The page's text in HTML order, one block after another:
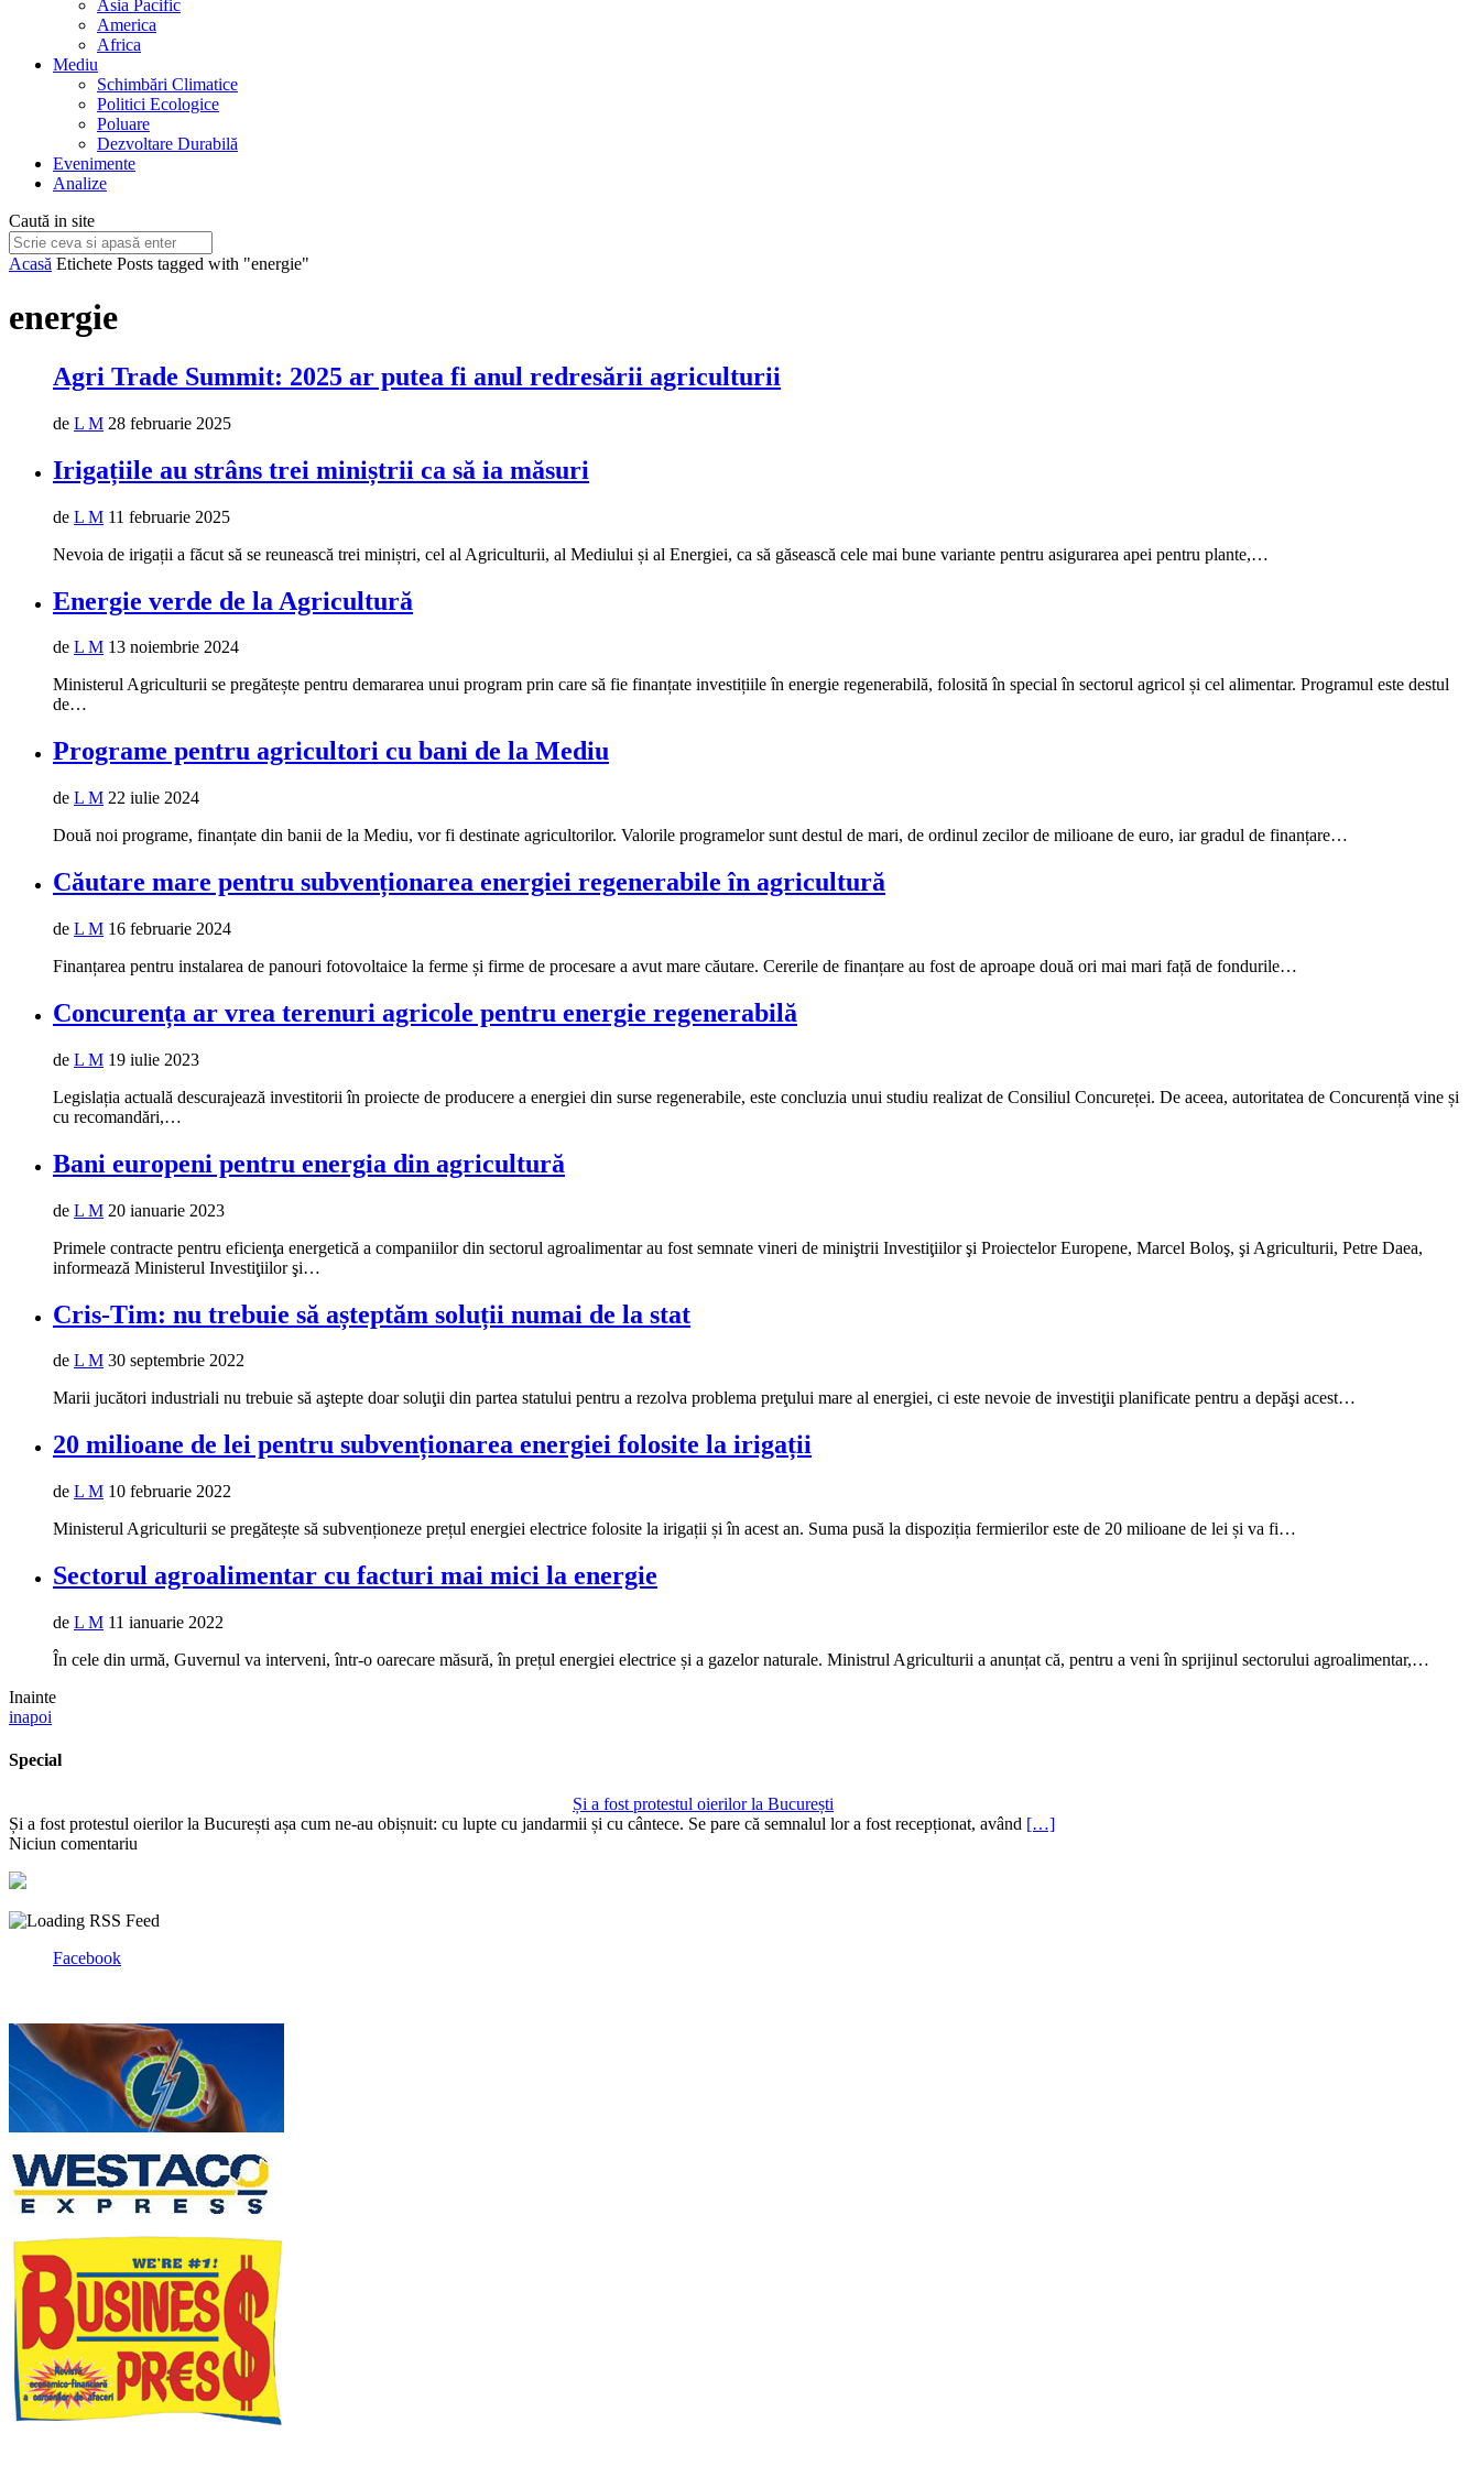
Asia Pacific
America
Africa
Mediu
Schimbări Climatice
Politici Ecologice
Poluare
Dezvoltare Durabilă
Evenimente
Analize
Caută in site
Acasă Etichete Posts tagged with "energie"
energie
Agri Trade Summit: 2025 ar putea fi anul redresării agriculturii
de L M 28 februarie 2025
Irigațiile au strâns trei miniștrii ca să ia măsuri
de L M 11 februarie 2025
Nevoia de irigații a făcut să se reunească trei miniștri, cel al Agriculturii, al Mediului și al Energiei, ca să găsească cele mai bune variante pentru asigurarea apei pentru plante,…
Energie verde de la Agricultură
de L M 13 noiembrie 2024
Ministerul Agriculturii se pregătește pentru demararea unui program prin care să fie finanțate investițiile în energie regenerabilă, folosită în special în sectorul agricol și cel alimentar. Programul este destul
de…
Programe pentru agricultori cu bani de la Mediu
de L M 22 iulie 2024
Două noi programe, finanțate din banii de la Mediu, vor fi destinate agricultorilor. Valorile programelor sunt destul de mari, de ordinul zecilor de milioane de euro, iar gradul de finanțare…
Căutare mare pentru subvenționarea energiei regenerabile în agricultură
de L M 16 februarie 2024
Finanțarea pentru instalarea de panouri fotovoltaice la ferme și firme de procesare a avut mare căutare. Cererile de finanțare au fost de aproape două ori mai mari față de fondurile…
Concurența ar vrea terenuri agricole pentru energie regenerabilă
de L M 19 iulie 2023
Legislația actuală descurajează investitorii în proiecte de producere a energiei din surse regenerabile, este concluzia unui studiu realizat de Consiliul Concureței. De aceea, autoritatea de Concurență vine și
cu recomandări,…
Bani europeni pentru energia din agricultură
de L M 20 ianuarie 2023
Primele contracte pentru eficienţa energetică a companiilor din sectorul agroalimentar au fost semnate vineri de miniştrii Investiţiilor şi Proiectelor Europene, Marcel Boloş, şi Agriculturii, Petre Daea,
informează Ministerul Investiţiilor şi…
Cris-Tim: nu trebuie să așteptăm soluții numai de la stat
de L M 30 septembrie 2022
Marii jucători industriali nu trebuie să aştepte doar soluţii din partea statului pentru a rezolva problema preţului mare al energiei, ci este nevoie de investiţii planificate pentru a depăşi acest…
20 milioane de lei pentru subvenționarea energiei folosite la irigații
de L M 10 februarie 2022
Ministerul Agriculturii se pregătește să subvenționeze prețul energiei electrice folosite la irigații și în acest an. Suma pusă la dispoziția fermierilor este de 20 milioane de lei și va fi…
Sectorul agroalimentar cu facturi mai mici la energie
de L M 11 ianuarie 2022
În cele din urmă, Guvernul va interveni, într-o oarecare măsură, în prețul energiei electrice și a gazelor naturale. Ministrul Agriculturii a anunțat că, pentru a veni în sprijinul sectorului agroalimentar,…
Inainte
inapoi
Special
Și a fost protestul oierilor la București
Și a fost protestul oierilor la București așa cum ne-au obișnuit: cu lupte cu jandarmii și cu cântece. Se pare că semnalul lor a fost recepționat, având […]
Niciun comentariu
Facebook